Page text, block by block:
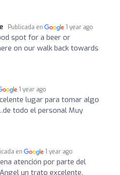
Publicada en 1 year ago
spot for a beer or
on our walk back towards
1 year ago
lugar para tomar algo
todo el personal Muy
en 1 year ago
atención por parte del
un trato excelente.